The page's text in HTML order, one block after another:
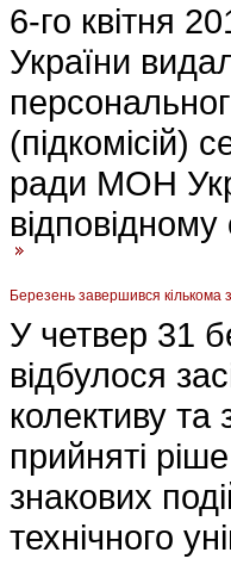
6-го квітня
України
(підкомісій)
ради МОН
Березень завершився
У четвер 31
відбулося
колективу та
прийняті
знакових
технічного